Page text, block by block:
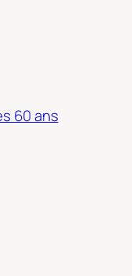
60 ans